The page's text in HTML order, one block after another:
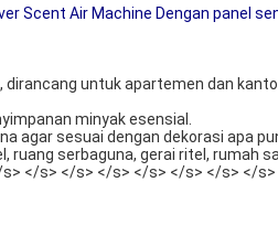
Scent Air Machine Dengan panel
dirancang untuk apartemen dan
minyak esensial.
agar sesuai dengan dekorasi apa
serbaguna, gerai ritel, rumah
</s> </s> </s> </s> </s> </s> </